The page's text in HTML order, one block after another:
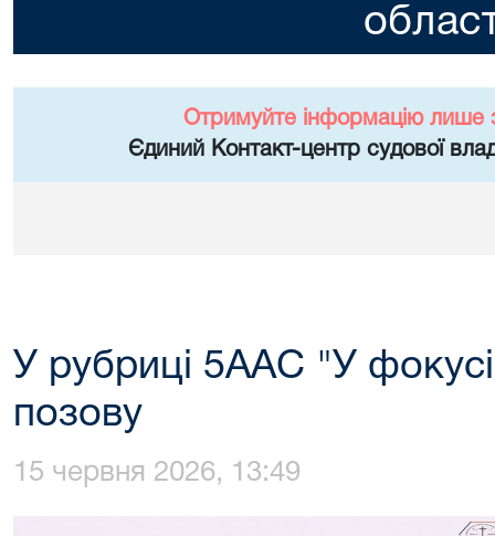
Отримуйте інформацію лише
Єдиний Контакт-центр судової
У рубриці 5ААС "У
позову
15 червня 2026, 13:49